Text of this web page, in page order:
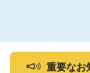
重要なお